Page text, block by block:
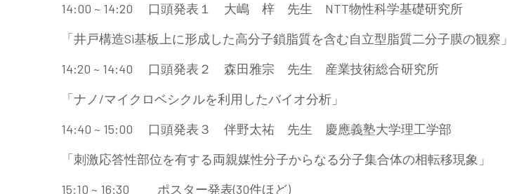
14:00 ~ 14:20 口頭発表１ 大嶋 梓 先生 NTT物性科学基礎研究所
「井戸構造Si基板上に形成した高分子鎖脂質を含む自立型脂質二分子膜の観察」
14:20 ~ 14:40 口頭発表２ 森田雅宗 先生 産業技術総合研究所
「ナノ/マイクロベシクルを利用したバイオ分析」
14:40 ~ 15:00 口頭発表３ 伴野太祐 先生 慶應義塾大学理工学部
「刺激応答性部位を有する両親媒性分子からなる分子集合体の相転移現象」
15:10 ~ 16:30 ポスター発表(30件ほど)